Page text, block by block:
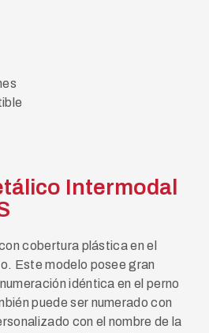
Intermodal
cobertura plástica en el
Este modelo posee gran
idéntica en el perno
puede ser numerado con
con el nombre de la